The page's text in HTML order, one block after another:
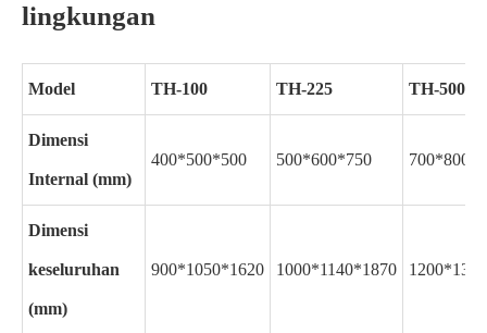
lingkungan
Model TH-100 TH-225 TH-500
Dimensi
Internal (mm)
400*500*500 500*600*750
Dimensi
keseluruhan
(mm)
900*1050*1620 1000*1140*1870